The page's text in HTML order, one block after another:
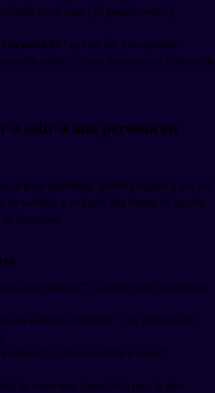
en mi casa. ¿Te gustaría venir?)
make it?" es muy útil. Literalmente
puede asistir, y es una forma casual y directa de
a salir a una persona en
se pone interesante. Invitar a alguien a una cita
de valentía, y en inglés hay formas de hacerlo
intensidad.
a date with me?" (¿Quieres salir conmigo en
out with me sometime?" (¿Te gustaría salir
dinner?" (¿Puedo invitarte a cenar?)
las cosas muy claras. Si la usas, la otra